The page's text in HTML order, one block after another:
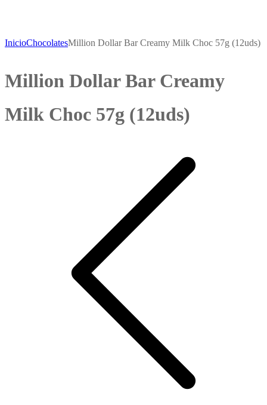
InicioChocolatesMillion Dollar Bar Creamy Milk Choc 57g (12uds)
Million Dollar Bar Creamy
Milk Choc 57g (12uds)